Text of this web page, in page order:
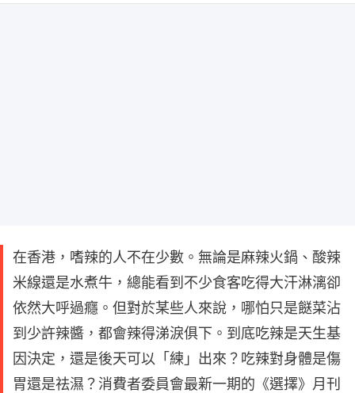
在香港，嗜辣的人不在少數。無論是麻辣火鍋、酸辣
米線還是水煮牛，總能看到不少食客吃得大汗淋漓卻
依然大呼過癮。但對於某些人來說，哪怕只是餸菜沾
到少許辣醬，都會辣得涕淚俱下。到底吃辣是天生基
因決定，還是後天可以「練」出來？吃辣對身體是傷
胃還是祛濕？消費者委員會最新一期的《選擇》月刊